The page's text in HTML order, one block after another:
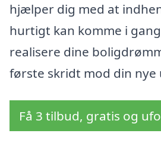
hjælper dig med at
hurtigt kan komme i
realisere dine
første skridt mod din nye
Få 3 tilbud, gratis og